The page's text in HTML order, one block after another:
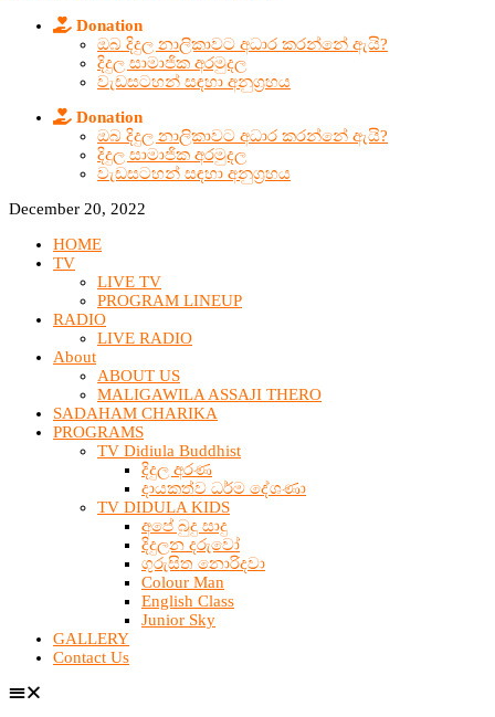
Donation
ඔබ දිදුල නාලිකාවට අධාර කරන්නේ ඇයි?
දිදුල සාමාජික අරමුදල
වැඩසටහන් සඳහා අනුග්‍රහය
Donation
ඔබ දිදුල නාලිකාවට අධාර කරන්නේ ඇයි?
දිදුල සාමාජික අරමුදල
වැඩසටහන් සඳහා අනුග්‍රහය
December 20, 2022
HOME
TV
LIVE TV
PROGRAM LINEUP
RADIO
LIVE RADIO
About
ABOUT US
MALIGAWILA ASSAJI THERO
SADAHAM CHARIKA
PROGRAMS
TV Didiula Buddhist
දිදුල අරණ
දායකත්ව ධර්ම දේශණා
TV DIDULA KIDS
අපේ බුදු සාදු
දිදුලන දරුවෝ
ගුරුසිත නොරිදවා
Colour Man
English Class
Junior Sky
GALLERY
Contact Us